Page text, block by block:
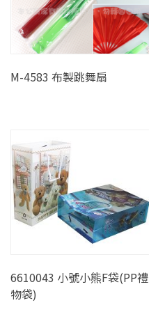
M-4583 布製跳舞扇
6610043 小號小熊F袋(PP禮
物袋)